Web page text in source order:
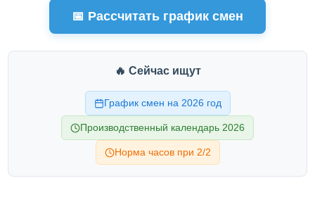
📅 Рассчитать график смен
🔥 Сейчас ищут
График смен на 2026 год
Производственный календарь 2026
Норма часов при 2/2